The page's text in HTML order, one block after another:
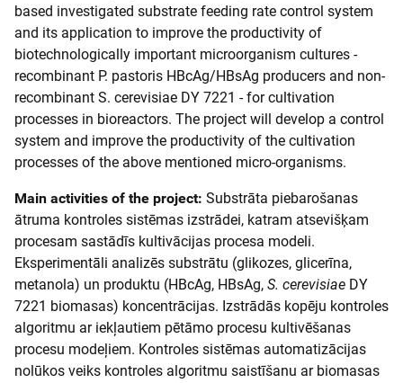
based investigated substrate feeding rate control system
and its application to improve the productivity of
biotechnologically important microorganism cultures -
recombinant P. pastoris HBcAg/HBsAg producers and non-
recombinant S. cerevisiae DY 7221 - for cultivation
processes in bioreactors. The project will develop a control
system and improve the productivity of the cultivation
processes of the above mentioned micro-organisms.
Main activities of the project: Substrāta piebarošanas
ātruma kontroles sistēmas izstrādei, katram atsevišķam
procesam sastādīs kultivācijas procesa modeli.
Eksperimentāli analizēs substrātu (glikozes, glicerīna,
metanola) un produktu (HBcAg, HBsAg, S. cerevisiae DY
7221 biomasas) koncentrācijas. Izstrādās kopēju kontroles
algoritmu ar iekļautiem pētāmo procesu kultivēšanas
procesu modeļiem. Kontroles sistēmas automatizācijas
nolūkos veiks kontroles algoritmu saistīšanu ar biomasas